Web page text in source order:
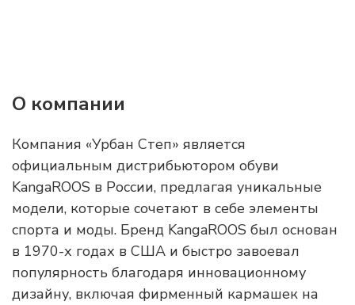
О компании
Компания «Урбан Степ» является
официальным дистрибьютором обуви
KangaROOS в России, предлагая уникальные
модели, которые сочетают в себе элементы
спорта и моды. Бренд KangaROOS был основан
в 1970-х годах в США и быстро завоевал
популярность благодаря инновационному
дизайну, включая фирменный кармашек на